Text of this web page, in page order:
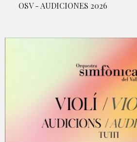
OSV - AUDICIONES 2026